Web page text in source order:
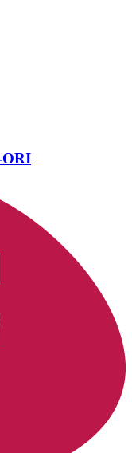
ORI